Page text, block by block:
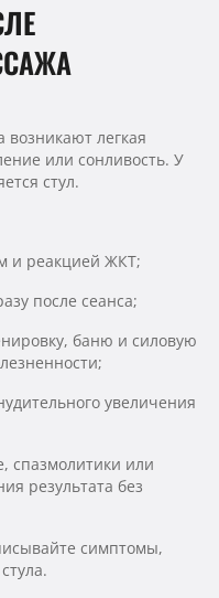
возникают легкая
или сонливость. У
стул.
и реакцией ЖКТ;
после сеанса;
баню и силовую
увеличения
спазмолитики или
результата без
симптомы,